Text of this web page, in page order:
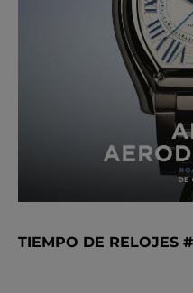
TIEMPO DE RELOJES